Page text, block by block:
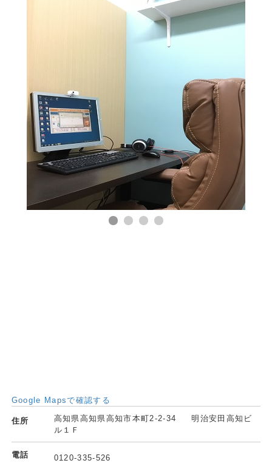
Google Mapsで確認する
住所
高知県高知県高知市本町2-2-34 明治安田高知ビ
ル１Ｆ
電話 0120-335-526